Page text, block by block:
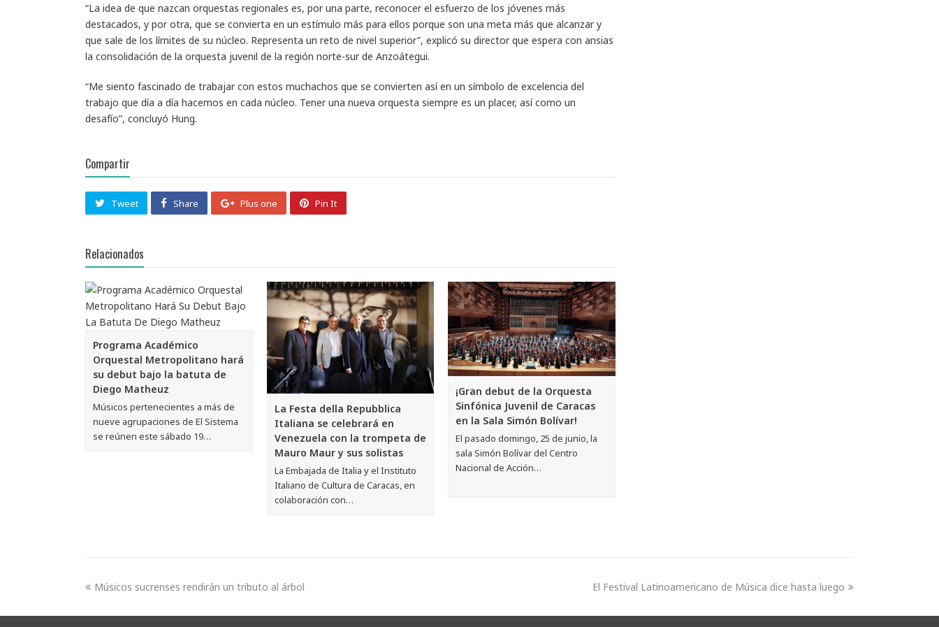
“La idea de que nazcan orquestas regionales es, por una parte, reconocer el esfuerzo de los jóvenes más
destacados, y por otra, que se convierta en un estímulo más para ellos porque son una meta más que alcanzar y
que sale de los límites de su núcleo. Representa un reto de nivel superior”, explicó su director que espera con ansias
la consolidación de la orquesta juvenil de la región norte-sur de Anzoátegui.
“Me siento fascinado de trabajar con estos muchachos que se convierten así en un símbolo de excelencia del
trabajo que día a día hacemos en cada núcleo. Tener una nueva orquesta siempre es un placer, así como un
desafío”, concluyó Hung.
Compartir
Tweet Share Plus one Pin It
Relacionados
Programa Académico
Orquestal Metropolitano hará
su debut bajo la batuta de
Diego Matheuz
Músicos pertenecientes a más de
nueve agrupaciones de El Sistema
se reúnen este sábado 19…
La Festa della Repubblica
Italiana se celebrará en
Venezuela con la trompeta de
Mauro Maur y sus solistas
La Embajada de Italia y el Instituto
Italiano de Cultura de Caracas, en
colaboración con…
¡Gran debut de la Orquesta
Sinfónica Juvenil de Caracas
en la Sala Simón Bolívar!
El pasado domingo, 25 de junio, la
sala Simón Bolívar del Centro
Nacional de Acción…
Músicos sucrenses rendirán un tributo al árbol El Festival Latinoamericano de Música dice hasta luego